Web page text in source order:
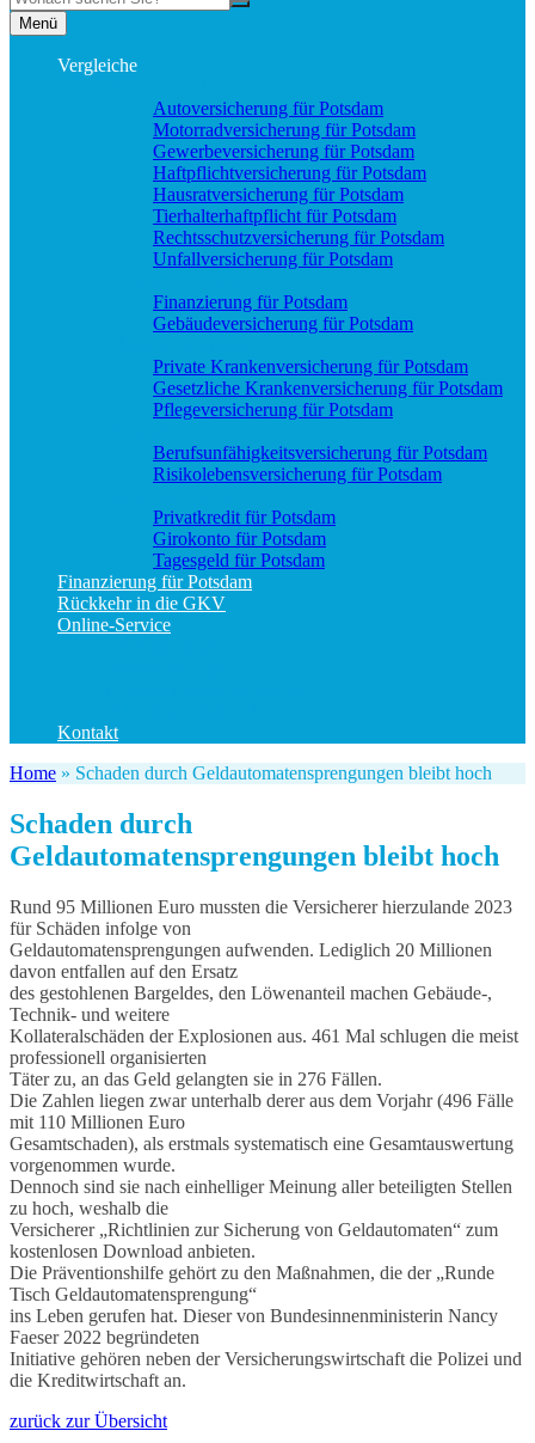
Suche
Menü
Vergleiche
Autoversicherung für Potsdam
Motorradversicherung für Potsdam
Gewerbeversicherung für Potsdam
Haftpflichtversicherung für Potsdam
Hausratversicherung für Potsdam
Tierhalterhaftpflicht für Potsdam
Rechtsschutzversicherung für Potsdam
Unfallversicherung für Potsdam
Finanzierung für Potsdam
Gebäudeversicherung für Potsdam
Private Krankenversicherung für Potsdam
Gesetzliche Krankenversicherung für Potsdam
Pflegeversicherung für Potsdam
Berufs­unfähigkeitsversicherung für Potsdam
Risikolebensversicherung für Potsdam
Privatkredit für Potsdam
Girokonto für Potsdam
Tagesgeld für Potsdam
Finanzierung für Potsdam
Rückkehr in die GKV
Online-Service
Kontakt
Home » Schaden durch Geldautomatensprengungen bleibt hoch
Schaden durch
Geldautomatensprengungen bleibt hoch
Rund 95 Millionen Euro mussten die Versicherer hierzulande 2023
für Schäden infolge von
Geldautomatensprengungen aufwenden. Lediglich 20 Millionen
davon entfallen auf den Ersatz
des gestohlenen Bargeldes, den Löwenanteil machen Gebäude-,
Technik- und weitere
Kollateralschäden der Explosionen aus. 461 Mal schlugen die meist
professionell organisierten
Täter zu, an das Geld gelangten sie in 276 Fällen.
Die Zahlen liegen zwar unterhalb derer aus dem Vorjahr (496 Fälle
mit 110 Millionen Euro
Gesamtschaden), als erstmals systematisch eine Gesamtauswertung
vorgenommen wurde.
Dennoch sind sie nach einhelliger Meinung aller beteiligten Stellen
zu hoch, weshalb die
Versicherer „Richtlinien zur Sicherung von Geldautomaten“ zum
kostenlosen Download anbieten.
Die Präventionshilfe gehört zu den Maßnahmen, die der „Runde
Tisch Geldautomatensprengung“
ins Leben gerufen hat. Dieser von Bundesinnenministerin Nancy
Faeser 2022 begründeten
Initiative gehören neben der Versicherungswirtschaft die Polizei und
die Kreditwirtschaft an.
zurück zur Übersicht